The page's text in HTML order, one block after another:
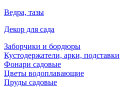
Ведра, тазы
Декор для сада
Заборчики и бордюры
Кустодержатели, арки, подставки
Фонари садовые
Цветы водоплавающие
Пруды садовые